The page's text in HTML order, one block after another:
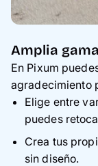
Amplia
En Pixum
agradecimiento
Elige entre
puedes
Crea tus
sin diseño.